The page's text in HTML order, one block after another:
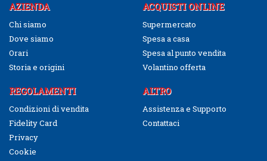
AZIENDA
Chi siamo
Dove siamo
Orari
Storia e origini
ACQUISTI ONLINE
Supermercato
Spesa a casa
Spesa al punto vendita
Volantino offerta
REGOLAMENTI
Condizioni di vendita
Fidelity Card
Privacy
Cookie
ALTRO
Assistenza e Supporto
Contattaci